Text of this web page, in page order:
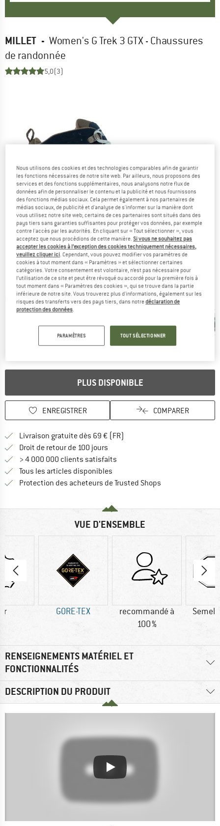
MILLET - Women's G Trek 3 GTX - Chaussures
de randonnée
5,0(3)
Photos détaillées
PLUS DISPONIBLE
ENREGISTRER COMPARER
Livraison gratuite dès 69 € (FR)
Droit de retour de 100 jours
> 4 000 000 clients satisfaits
Tous les articles disponibles
Protection des acheteurs de Trusted Shops
VUE D'ENSEMBLE
GORE-TEX
recommandé à
100 %
RENSEIGNEMENTS MATÉRIEL ET
FONCTIONNALITÉS
DESCRIPTION DU PRODUIT
Nous utilisons des cookies et des technologies comparables afin de garantir
les fonctions nécessaires de notre site web. Par ailleurs, nous proposons des
services et des fonctions supplémentaires, nous analysons notre flux de
données afin de personnaliser le contenu et la publicité et nous fournissons
des fonctions médias sociaux. Cela permet également à nos partenaires de
médias sociaux, de publicité et d'analyse de s'informer sur la manière dont
vous utilisez notre site web; certains de ces partenaires sont situés dans des
pays tiers sans garanties suffisantes pour protéger vos données, par exemple
contre l'accès par les autorités. En cliquant sur « Tout sélectionner », vous
acceptez que nous procédions de cette manière.Si vous ne souhaitez pas
accepter les cookies à l’exception des cookies techniquement nécessaires,
veuillez cliquer ici. Cependant, vous pouvez modifier vos paramètres de
cookies à tout moment dans « Paramètres » et sélectionner certaines
catégories. Votre consentement est volontaire, n’est pas nécessaire pour
l’utilisation de ce site et peut être révoqué ou accordé pour la première fois à
tout moment dans « Paramètres des cookies », qui se trouve dans la partie
inférieure de notre site. Vous trouverez plus d'informations, également sur les
risques des transferts vers des pays tiers, dans notredéclaration de
protection des données.
PARAMÈTRES TOUT SÉLECTIONNER